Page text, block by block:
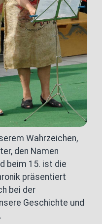
Wahrzeichen,
den Namen
beim 15. ist die
präsentiert
bei der
Geschichte und